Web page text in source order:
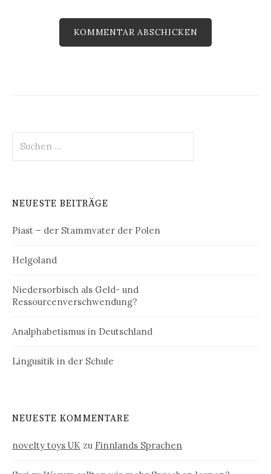
nach:
NEUESTE BEITRÄGE
Piast – der Stammvater der Polen
Helgoland
Niedersorbisch als Geld- und
Ressourcenverschwendung?
Analphabetismus in Deutschland
Lingusitik in der Schule
NEUESTE KOMMENTARE
novelty toys UK zu Finnlands Sprachen